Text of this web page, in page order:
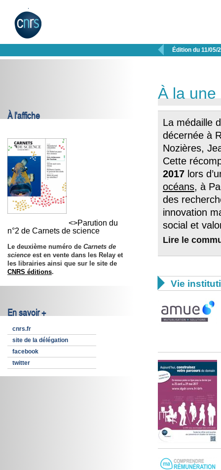
 Édition du 11/05/
À l'affiche
<>Parution du
n°2 de Carnets de science
Le deuxième numéro de Carnets de
science est en vente dans les Relay et
les librairies ainsi que sur le site de
CNRS éditions.
En savoir +
cnrs.fr
site de la délégation
facebook
twitter
À la une
La médaille
décernée à
Nozières,
Cette
2017 lors
océans, à
des
innovation
social et
Lire le
 Vie